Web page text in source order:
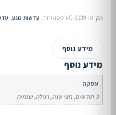
מק"ט: VC-3139 קטגוריות: עדשות מגע,
מידע נוסף
מידע נוסף
עסקה
3 חודשים, חצי שנה, רגילה, שנתית